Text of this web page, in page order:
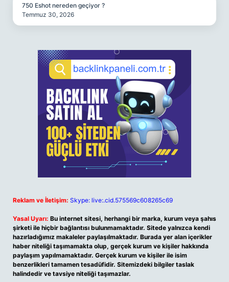
750 Eshot nereden geçiyor ?
Temmuz 30, 2026
Reklam ve İletişim: Skype: live:.cid.575569c608265c69
Yasal Uyarı: Bu internet sitesi, herhangi bir marka, kurum veya şahıs
şirketi ile hiçbir bağlantısı bulunmamaktadır. Sitede yalnızca kendi
hazırladığımız makaleler paylaşılmaktadır. Burada yer alan içerikler
haber niteliği taşımamakta olup, gerçek kurum ve kişiler hakkında
paylaşım yapılmamaktadır. Gerçek kurum ve kişiler ile isim
benzerlikleri tamamen tesadüfidir. Sitemizdeki bilgiler taslak
halindedir ve tavsiye niteliği taşımazlar.